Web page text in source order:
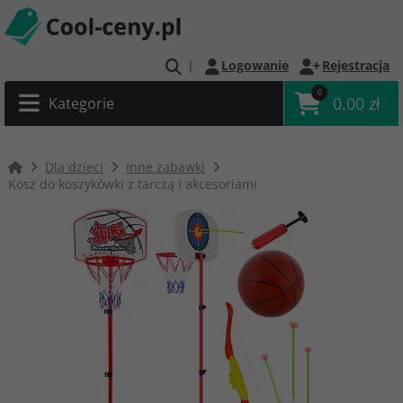
| Logowanie Rejestracja
Kategorie
0
0.00 zł
Dla dzieci
Inne zabawki
Kosz do koszykówki z tarczą i akcesoriami